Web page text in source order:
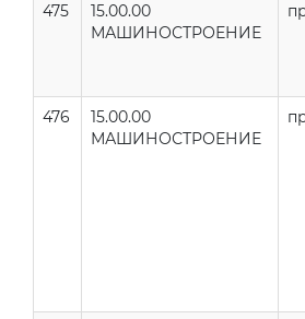
475
15.00.00
МАШИНОСТРОЕНИЕ
476
15.00.00
МАШИНОСТРОЕНИЕ